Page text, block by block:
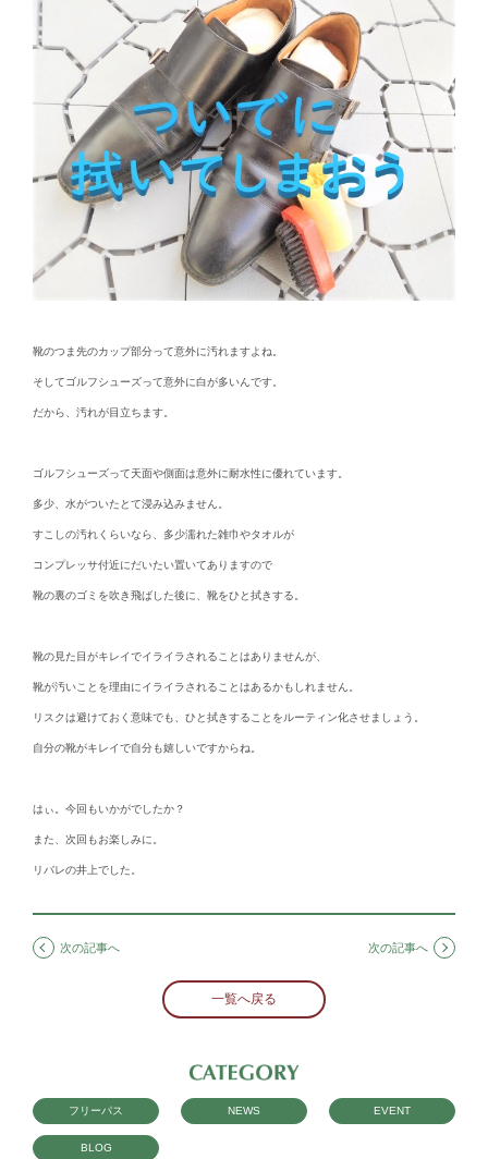
靴のつま先のカップ部分って意外に汚れますよね。
そしてゴルフシューズって意外に白が多いんです。
だから、汚れが目立ちます。
ゴルフシューズって天面や側面は意外に耐水性に優れています。
多少、水がついたとて浸み込みません。
すこしの汚れくらいなら、多少濡れた雑巾やタオルが
コンプレッサ付近にだいたい置いてありますので
靴の裏のゴミを吹き飛ばした後に、靴をひと拭きする。
靴の見た目がキレイでイライラされることはありませんが、
靴が汚いことを理由にイライラされることはあるかもしれません。
リスクは避けておく意味でも、ひと拭きすることをルーティン化させましょう。
自分の靴がキレイで自分も嬉しいですからね。
はぃ。今回もいかがでしたか？
また、次回もお楽しみに。
リバレの井上でした。
次の記事へ
一覧へ戻る
次の記事へ
フリーパス NEWS EVENT
BLOG